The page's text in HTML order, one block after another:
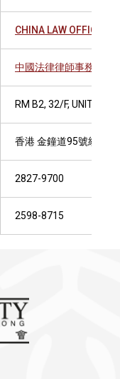
CHINA LAW OFFICE
中國法律律師事務所
RM B2, 32/F, UNITED
香港 金鐘道95號統一
2827-9700
2598-8715